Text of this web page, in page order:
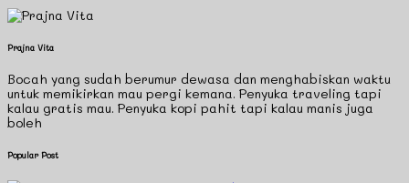
Prajna Vita
Bocah yang sudah berumur dewasa dan menghabiskan waktu
untuk memikirkan mau pergi kemana. Penyuka traveling tapi
kalau gratis mau. Penyuka kopi pahit tapi kalau manis juga
boleh
Popular Post